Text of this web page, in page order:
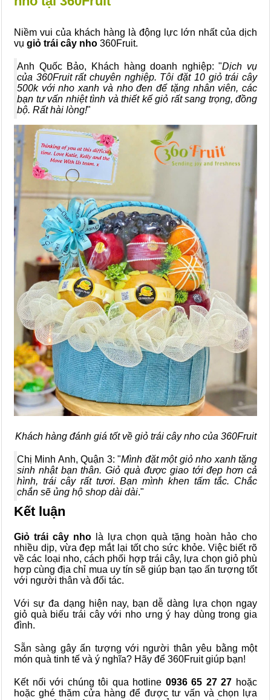
Niềm vui của khách hàng là động lực lớn nhất của dịch
vụ giỏ trái cây nho 360Fruit.
Anh Quốc Bảo, Khách hàng doanh nghiệp: "Dịch vụ
của 360Fruit rất chuyên nghiệp. Tôi đặt 10 giỏ trái cây
500k với nho xanh và nho đen để tặng nhân viên, các
bạn tư vấn nhiệt tình và thiết kế giỏ rất sang trọng, đồng
bộ. Rất hài lòng!"
Khách hàng đánh giá tốt về giỏ trái cây nho của 360Fruit
Chị Minh Anh, Quận 3: "Mình đặt một giỏ nho xanh tặng
sinh nhật bạn thân. Giỏ quà được giao tới đẹp hơn cả
hình, trái cây rất tươi. Bạn mình khen tấm tắc. Chắc
chắn sẽ ủng hộ shop dài dài."
Kết luận
Giỏ trái cây nholà lựa chọn quà tặng hoàn hảo cho
nhiều dịp, vừa đẹp mắt lại tốt cho sức khỏe. Việc biết rõ
về các loại nho, cách phối hợp trái cây, lựa chọn giỏ phù
hợp cùng địa chỉ mua uy tín sẽ giúp bạn tạo ấn tượng tốt
với người thân và đối tác.
Với sự đa dạng hiện nay, bạn dễ dàng lựa chọn ngay
giỏ quà biếu trái cây với nho ưng ý hay dùng trong gia
đình.
Sẵn sàng gây ấn tượng với người thân yêu bằng một
món quà tinh tế và ý nghĩa? Hãy để 360Fruit giúp bạn!
Kết nối với chúng tôi qua hotline 0936 65 27 27 hoặc
hoặc ghé thăm cửa hàng để được tư vấn và chọn lựa